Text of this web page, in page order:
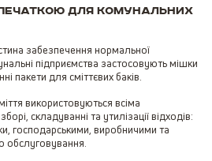
печаткою для комунальних
забезпечення нормальної
підприємства застосовують мішки
пакети для сміттєвих баків.
використовуються всіма
складуванні та утилізації відходів:
господарськими, виробничими та
обслуговування.